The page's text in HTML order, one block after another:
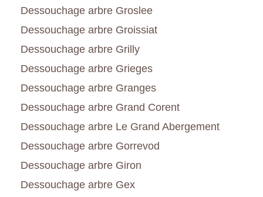
Dessouchage arbre Groslee
Dessouchage arbre Groissiat
Dessouchage arbre Grilly
Dessouchage arbre Grieges
Dessouchage arbre Granges
Dessouchage arbre Grand Corent
Dessouchage arbre Le Grand Abergement
Dessouchage arbre Gorrevod
Dessouchage arbre Giron
Dessouchage arbre Gex